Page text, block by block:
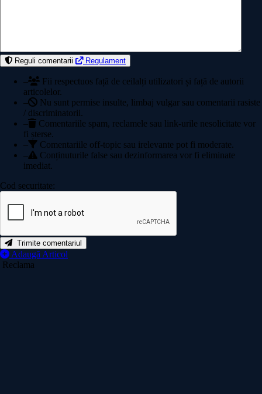
Reguli comentarii Regulament
–
Fii respectuos față de ceilalți utilizatori și față de autorii
articolelor.
–
Nu sunt permise insulte, limbaj vulgar sau comentarii rasiste
/ discriminatorii.
–
Comentariile spam, reclamele sau link-urile nesolicitate vor
fi șterse.
–
Comentariile off-topic sau irelevante pot fi moderate.
–
Conținuturile false sau dezinformarea vor fi eliminate
imediat.
Cod securitate:
Trimite comentariul
Adaugă Articol
Reclama